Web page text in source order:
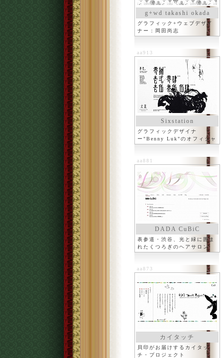
g+wd takashi okada
グラフィック+ウェブデザイ
ナー：岡田尚志
aa913
Sixstation
グラフィックデザイナ
ー"Benny Luk"のオフィシャ
ルサイト
aa881
DADA CuBiC
表参道・渋谷、光と緑に囲ま
れたくつろぎのヘアサロン
aa873
カイタッチ
貝印がお届けするカイタッ
チ・プロジェクト